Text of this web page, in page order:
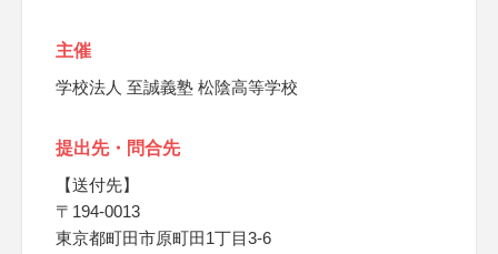
主催
学校法人 至誠義塾 松陰高等学校
提出先・問合先
【送付先】
〒194-0013
東京都町田市原町田1丁目3-6